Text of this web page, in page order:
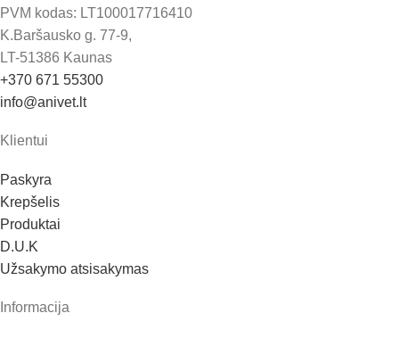
PVM kodas: LT100017716410
K.Baršausko g. 77-9,
LT-51386 Kaunas
+370 671 55300
info@anivet.lt
Klientui
Paskyra
Krepšelis
Produktai
D.U.K
Užsakymo atsisakymas
Informacija